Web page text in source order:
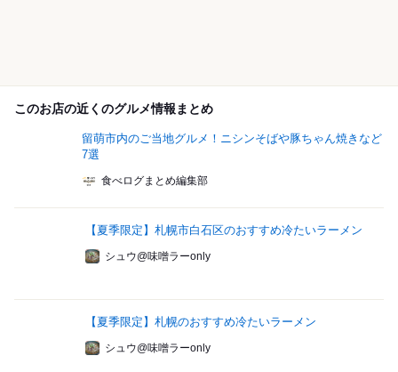
このお店の近くのグルメ情報まとめ
留萌市内のご当地グルメ！ニシンそばや豚ちゃん焼きなど
7選
食べログまとめ編集部
【夏季限定】札幌市白石区のおすすめ冷たいラーメン
シュウ@味噌ラーonly
【夏季限定】札幌のおすすめ冷たいラーメン
シュウ@味噌ラーonly